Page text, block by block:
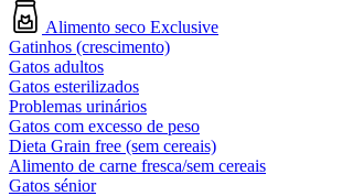
Alimento seco Exclusive
Gatinhos (crescimento)
Gatos adultos
Gatos esterilizados
Problemas urinários
Gatos com excesso de peso
Dieta Grain free (sem cereais)
Alimento de carne fresca/sem cereais
Gatos sénior